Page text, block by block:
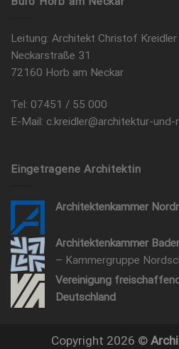
Leitung: Architekt Christof Kreidler
Neckarstraße 31
72160 Horb am Neckar
Tel: 07451 / 55 000
E-Mail: c.kreidler@architektur-und-
Eingetragene Architektin
Architektenkammer
Architektenkammer
– Kammergruppe
Vereinigung
Deutschland
Copyright 2026 ©